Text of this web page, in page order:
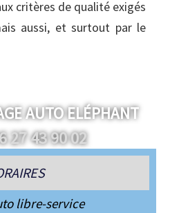
critères de qualité exigés
aussi, et surtout par le
AUTO ELÉPHANT
27 43 90 02
libre-service